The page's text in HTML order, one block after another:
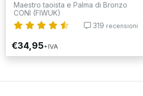
Maestro taoista e Palma di Bronzo
CONI (FIWUK)
319 recensioni
€34,95+IVA